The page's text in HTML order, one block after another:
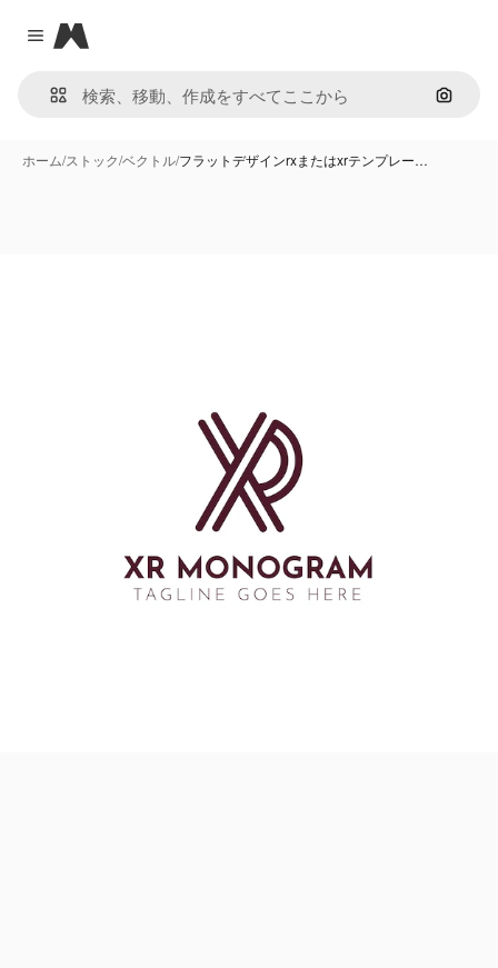
Close menu
Magnific
画像で
ホーム/ストック/ベクトル/フラットデザインrxまたはxrテンプレー…